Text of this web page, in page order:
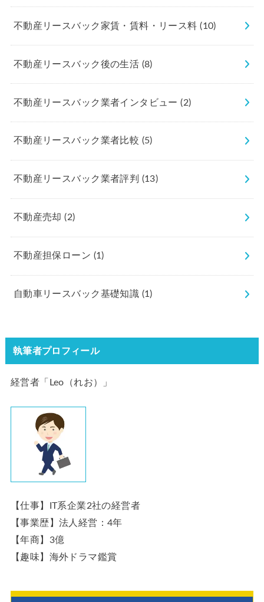
不動産リースバック家賃・賃料・リース料(10)
不動産リースバック後の生活 (8)
不動産リースバック業者インタビュー(2)
不動産リースバック業者比較 (5)
不動産リースバック業者評判 (13)
不動産売却(2)
不動産担保ローン (1)
自動車リースバック基礎知識 (1)
執筆者プロフィール
経営者「Leo（れお）」
【仕事】IT系企業2社の経営者
【事業歴】法人経営：4年
【年商】3億
【趣味】海外ドラマ鑑賞